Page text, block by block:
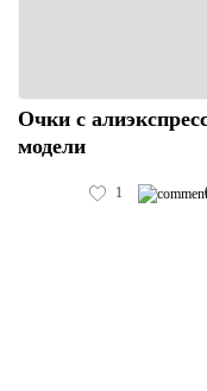
Очки с
модели
1